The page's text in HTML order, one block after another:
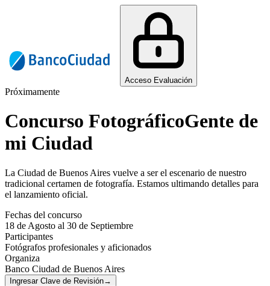
Acceso Evaluación
Próximamente
Concurso FotográficoGente de
mi Ciudad
La Ciudad de Buenos Aires vuelve a ser el escenario de nuestro
tradicional certamen de fotografía. Estamos ultimando detalles para
el lanzamiento oficial.
Fechas del concurso
18 de Agosto al 30 de Septiembre
Participantes
Fotógrafos profesionales y aficionados
Organiza
Banco Ciudad de Buenos Aires
Ingresar Clave de Revisión→